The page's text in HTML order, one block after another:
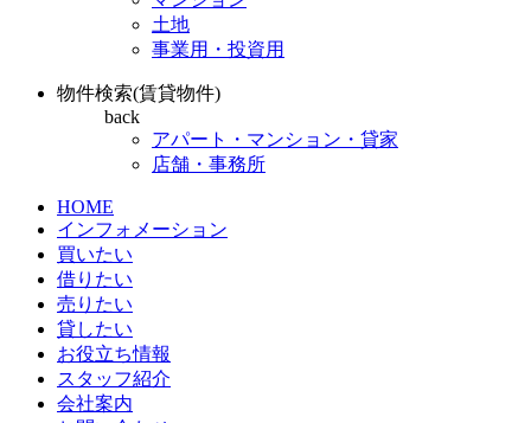
土地
事業用・投資用
物件検索(賃貸物件)
back
アパート・マンション・貸家
店舗・事務所
HOME
インフォメーション
買いたい
借りたい
売りたい
貸したい
お役立ち情報
スタッフ紹介
会社案内